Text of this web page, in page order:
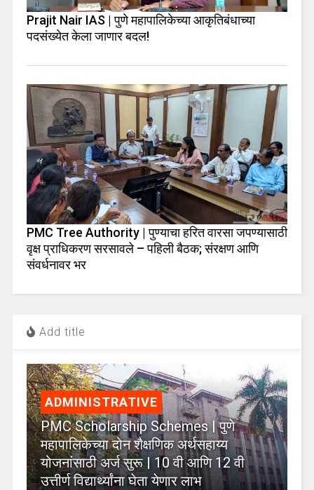
Prajit Nair IAS | पुणे महापालिकेच्या आकृतिबंधाच्या
पदसंख्येत केला जाणार बदल!
PMC Tree Authority | पुण्याचा हरित वारसा जपण्यासाठी
वृक्ष प्राधिकरण सरसावले – पहिली बैठक; संरक्षण आणि
संवर्धनावर भर
Add title
ADMINISTRATIVE
PMC Scholarship Schemes | पुणे
महापालिकेच्या दोन शैक्षणिक अर्थसहाय्य
योजनांसाठी अर्ज सुरू | 10 वी आणि 12 वी
उत्तीर्ण विद्यार्थ्यांना घेता येणार लाभ